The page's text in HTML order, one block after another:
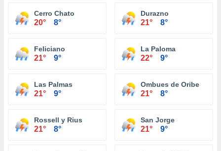
Cerro Chato
20° 8°
Durazno
21° 8°
Feliciano
21° 9°
La Paloma
22° 9°
Las Palmas
21° 9°
Ombues de Oribe
21° 8°
Rossell y Rius
21° 8°
San Jorge
21° 9°